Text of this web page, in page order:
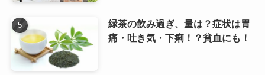
緑茶の飲み過ぎ、量は？症状は胃
痛・吐き気・下痢！？貧血にも！